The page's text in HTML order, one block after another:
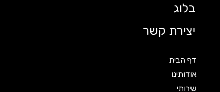
בלוג
יצירת קשר
דף הבית
אודותינו
שירותי